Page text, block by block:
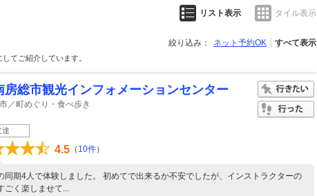
リスト表示 タイル表示
絞り込み： ネット予約OK すべて表示
てご紹介しています。
房総市観光インフォメーションセンター
／町めぐり・食べ歩き
達
4.5 （ 10件）
同期4人で体験しました。 初めてで出来るか不安でしたが、インストラクターの
ごく楽しませて...